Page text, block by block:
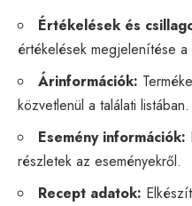
Értékelések és
értékelések megjelenítése a
Árinformációk:
közvetlenül a találati listában.
Esemény információk:
részletek az eseményekről.
Recept adatok: